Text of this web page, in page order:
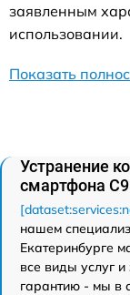
заявленным
использовании.
Показать
Устранение
смартфона
нашем
Екатеринбурге
все виды услуг
гарантию - мы в